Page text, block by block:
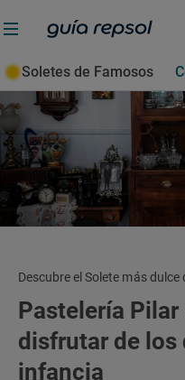
Soletes de Famosos
Descubre el Solete más
Pastelería
disfrutar de los
infancia